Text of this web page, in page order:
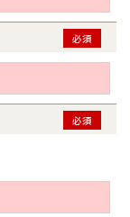
必須
必須